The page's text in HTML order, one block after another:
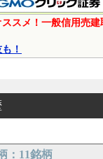
スメ！一般信用売建
！
：11銘柄